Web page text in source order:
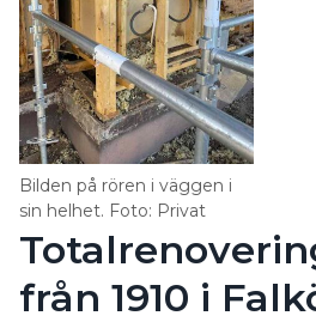
Bilden på rören i väggen i
sin helhet. Foto: Privat
från 1910 i